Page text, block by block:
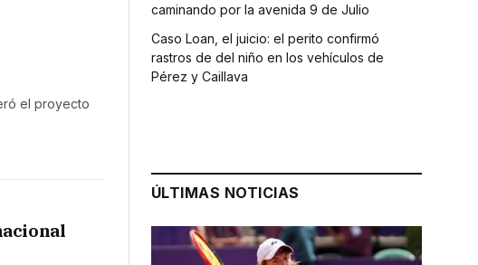
el proyecto
caminando por la avenida 9 de Julio
Caso Loan, el juicio: el perito confirmó
rastros de del niño en los vehículos de
Pérez y Caillava
ÚLTIMAS NOTICIAS